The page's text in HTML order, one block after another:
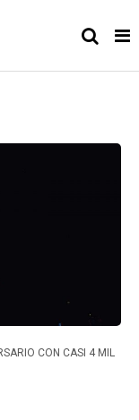
CON CASI 4 MIL